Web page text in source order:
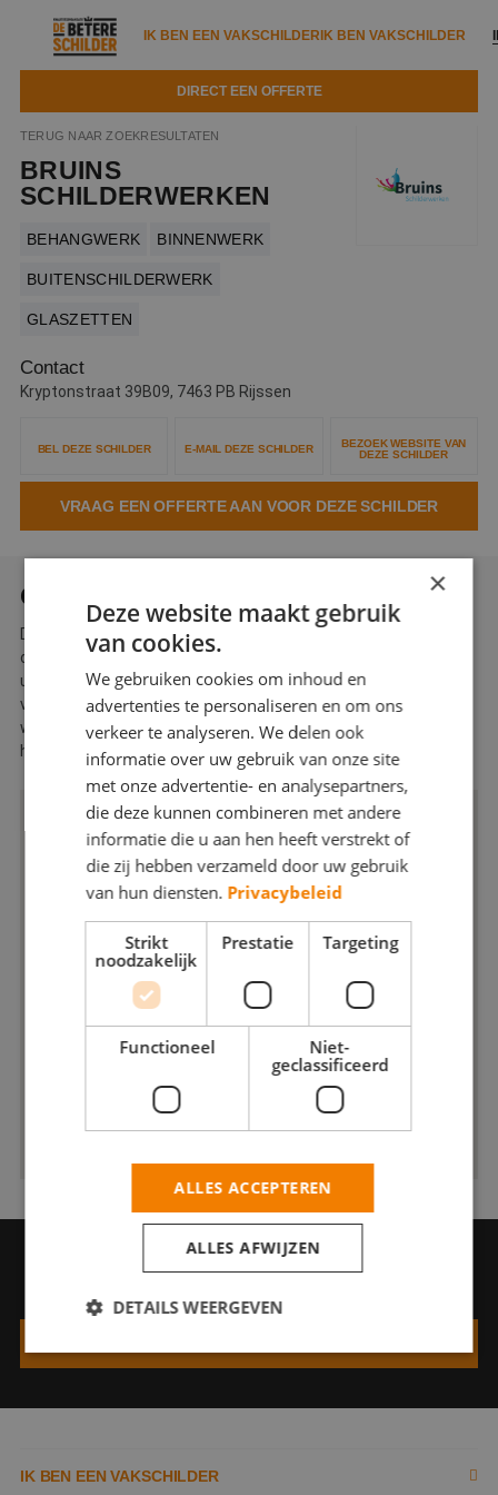
IK BEN EEN VAKSCHILDERIK BEN VAKSCHILDER
DIRECT EEN OFFERTE
IK BEN EEN VAKSCHILDER
Documenten
Kennisbank
Trainingen
Partners
IK ZOEK EEN VAKSCHILDERVAKSCHILDER ZOEKEN
Zoeken naar een schilder
Tips
Service
Binnenschilderwerk
DIRECT EEN OFFERTE
Over ons
Nieuws & blog
Magazines
TERUG NAAR ZOEKRESULTATEN
BRUINS
SCHILDERWERKEN
BEHANGWERK BINNENWERK
BUITENSCHILDERWERK
GLASZETTEN
Contact
Kryptonstraat 39B09, 7463 PB Rijssen
BEL DEZE SCHILDER E-MAIL DEZE SCHILDER
BEZOEK WEBSITE VAN
DEZE SCHILDER
VRAAG EEN OFFERTE AAN VOOR DEZE SCHILDER
OVER BRUINS SCHILDERWERKEN
De schilders van Bruins Schilderwerken uit Rijssen staan klaar
om al uw binnenschilderwerk, behangwerk of wandafwerking in
uw woning onder handen te nemen. Kies eens voor nieuwe,
verrassende kleuren, met als resultaat een heerlijk opgefriste
woonkamer, keuken of slaapkamer. Wij adviseren u graag over
het gebruik van kleur en materialen.
VRAAG EEN OFFERTE AAN
Vraag een offerte aan bij Bruins Schilderwerken
IK BEN EEN VAKSCHILDER
×
Deze website maakt gebruik
van cookies.
We gebruiken cookies om inhoud en
advertenties te personaliseren en om ons
verkeer te analyseren. We delen ook
informatie over uw gebruik van onze site
met onze advertentie- en analysepartners,
die deze kunnen combineren met andere
informatie die u aan hen heeft verstrekt of
die zij hebben verzameld door uw gebruik
van hun diensten. Privacybeleid
Strikt
noodzakelijk
Prestatie Targeting
Functioneel
Niet-
geclassificeerd
ALLES ACCEPTEREN
ALLES AFWIJZEN
DETAILS WEERGEVEN
Strikt noodzakelijke cookies maken de
kernfunctionaliteiten van de website mogelijk, zoals